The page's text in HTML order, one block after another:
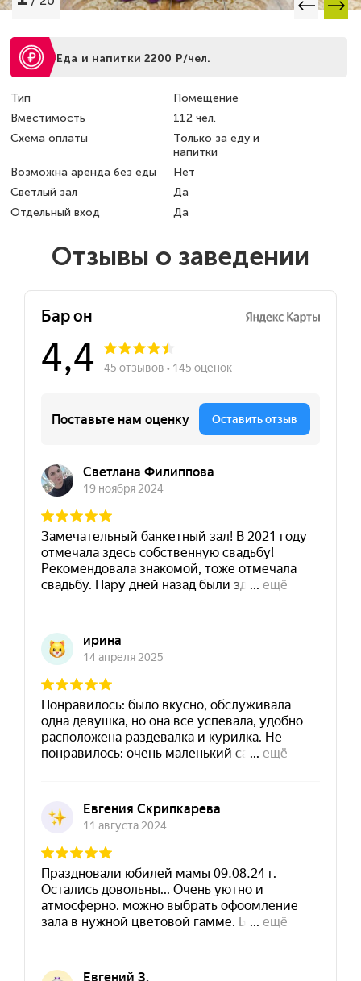
Еда и напитки 2200 Р/чел.
Тип
Помещение
Вместимость
112 чел.
Схема оплаты
Только за еду и
напитки
Возможна аренда без еды
Нет
Светлый зал
Да
Отдельный вход
Да
Отзывы о заведении